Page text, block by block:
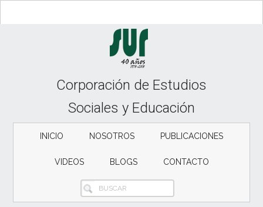
to
to
to
Corporación de Estudios
Sociales y Educación
INICIO NOSOTROS PUBLICACIONES
VIDEOS BLOGS CONTACTO
BUSCAR